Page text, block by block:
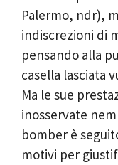
Palermo, ndr),
indiscrezioni di
pensando alla
casella lasciata
Ma le sue
inosservate
bomber è
motivi per